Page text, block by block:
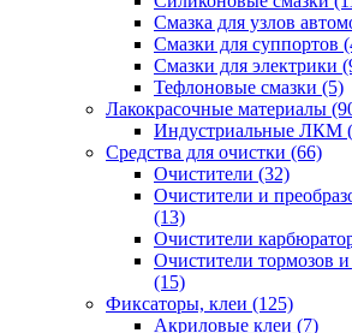
Смазка для узлов
Смазки для суппортов
Смазки для электрики
Тефлоновые смазки (5)
Лакокрасочные материалы
Индустриальные ЛКМ
Средства для очистки (66)
Очистители (32)
Очистители и
(13)
Очистители
Очистители тормозов
(15)
Фиксаторы, клеи (125)
Акриловые клеи (7)